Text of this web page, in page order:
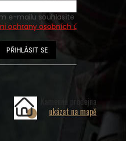
ochrany osobních údajů
PŘIHLÁSIT SE
Kamenná prodejna
ukázat na mapě